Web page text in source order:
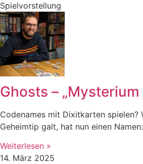
Spielvorstellung
Ghosts – „Mysterium
Codenames mit Dixitkarten spielen?
Geheimtip galt, hat nun einen
Weiterlesen »
14. März 2025